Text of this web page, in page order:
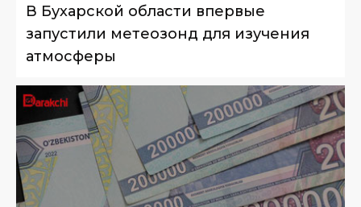
В Бухарской области впервые
запустили метеозонд для изучения
атмосферы